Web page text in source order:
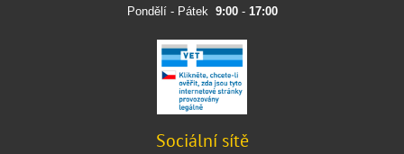
Pondělí - Pátek 9:00- 17:00
Sociální sítě